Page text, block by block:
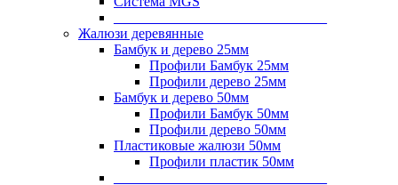
Жалюзи деревянные
Бамбук и дерево 25мм
Профили Бамбук 25мм
Профили дерево 25мм
Бамбук и дерево 50мм
Профили Бамбук 50мм
Профили дерево 50мм
Пластиковые жалюзи 50мм
Профили пластик 50мм